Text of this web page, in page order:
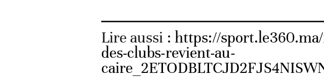
Lire aussi : https://
des-clubs-revient-au-